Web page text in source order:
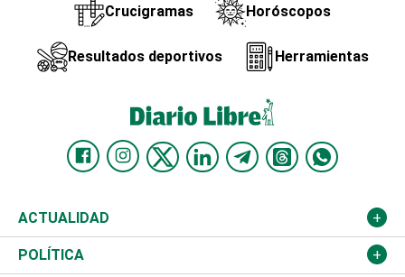
Crucigramas Horóscopos
Resultados deportivos Herramientas
ACTUALIDAD
Nacional
POLÍTICA